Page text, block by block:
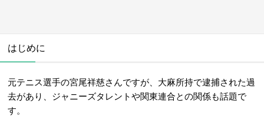
はじめに
元テニス選手の宮尾祥慈さんですが、大麻所持で逮捕された過
去があり、ジャニーズタレントや関東連合との関係も話題で
す。